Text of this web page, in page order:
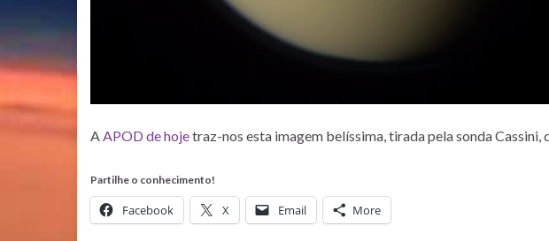
AAPOD de hojetraz-nos esta imagem belíssima, tirada pela sonda Cassini,
Partilhe o conhecimento!
Facebook X Email More